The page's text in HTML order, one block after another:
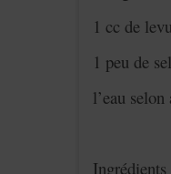
1 cc de
1 peu de sel
l’eau